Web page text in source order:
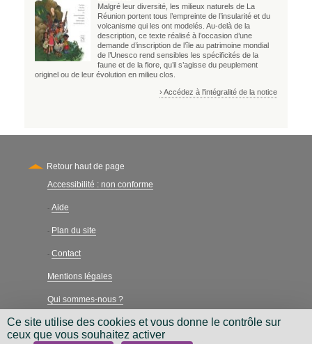
Malgré leur diversité, les milieux naturels de La
Réunion portent tous l’empreinte de l’insularité et du
volcanisme qui les ont modelés. Au-delà de la
description, ce texte réalisé à l’occasion d’une
demande d’inscription de l’île au patrimoine mondial
de l’Unesco rend sensibles les spécificités de la
faune et de la flore, qu’il s’agisse du peuplement
originel ou de leur évolution en milieu clos.
› Accédez à l'intégralité de la notice
Retour haut de page
Secondary
Accessibilité : non conforme
- Aide
- Plan du site
- Contact
Mentions légales
Qui sommes-nous ?
Charte néthique
Ce site utilise des cookies et vous donne le contrôle sur
ceux que vous souhaitez activer